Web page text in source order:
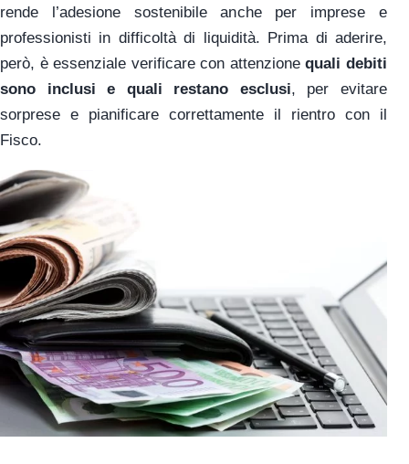
rende l’adesione sostenibile anche per imprese e
professionisti in difficoltà di liquidità. Prima di aderire,
però, è essenziale verificare con attenzionequali debiti
sono inclusi e quali restano esclusi, per evitare
sorprese e pianificare correttamente il rientro con il
Fisco.